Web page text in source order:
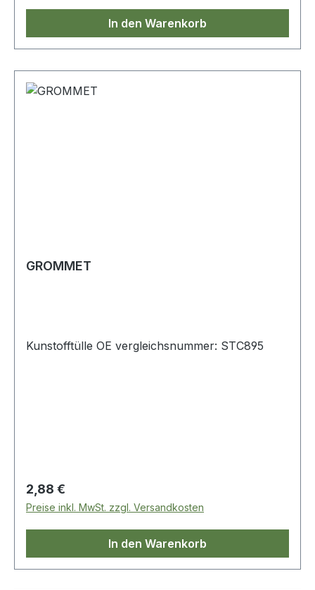
In den Warenkorb
GROMMET
Kunstofftülle OE vergleichsnummer: STC895
Regulärer Preis:
2,88 €
Preise inkl. MwSt. zzgl. Versandkosten
In den Warenkorb